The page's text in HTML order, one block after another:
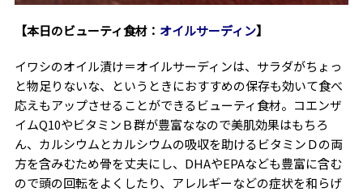
【本日のビューティ食材： オイルサーディン】
イワシのオイル漬け＝オイルサーディンは、サラダがちょっ
と物足りないな、というときにおすすめの保存も効いて食べ
応えもアップさせることができるビューティ食材。コエンザ
イムQ10やビタミンＢ群が豊富ななので美肌効果はもちろ
ん、カルシウムとカルシウムの吸収を助けるビタミンＤの両
方を含みむため骨を丈夫にし、DHAやEPAなども豊富に含む
ので頭の回転をよくしたり、アレルギーなどの症状を和らげ